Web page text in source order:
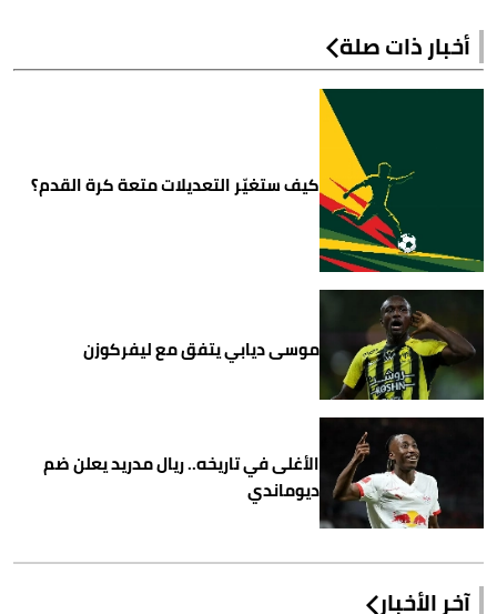
أخبار ذات صلة
كيف ستغيّر التعديلات متعة كرة القدم؟
موسى ديابي يتفق مع ليفركوزن
الأغلى في تاريخه.. ريال مدريد يعلن ضم
ديوماندي
آخر الأخبار